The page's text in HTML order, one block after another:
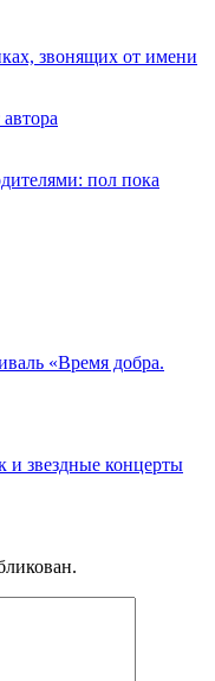
звонящих от имени
пол пока
«Время добра.
и звездные концерты